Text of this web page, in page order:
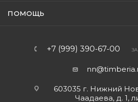
ПОМОЩЬ
+7 (999) 390-67-00
603035 г. Нижний
Чаадаева, д. 1,